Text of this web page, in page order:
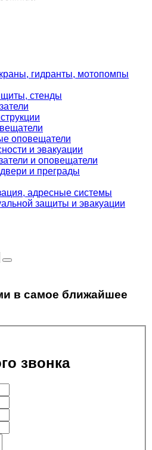
гидранты, мотопомпы
стенды
оповещатели
и эвакуации
и оповещатели
и преграды
адресные системы
защиты и эвакуации
в самое ближайшее
звонка